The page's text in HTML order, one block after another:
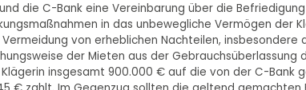
und die C-Bank eine Vereinbarung über die
in das unbewegliche Vermögen der
von erheblichen Nachteilen, insbesondere
der Mieten aus der Gebrauchsüberlassung
insgesamt 900.000 € auf die von der C-Bank